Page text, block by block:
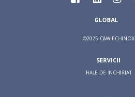
GLOBAL
©2025 C&W ECHINOX
SERVICII
HALE DE INCHIRIAT